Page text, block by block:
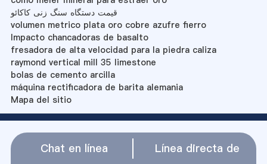
قیمت دستگاه سنگ زنی کاکائو
volumen metrico plata oro cobre azufre fierro
Impacto chancadoras de basalto
fresadora de alta velocidad para la piedra caliza
raymond vertical mill 35 limestone
bolas de cemento arcilla
máquina rectificadora de barita alemania
Mapa del sitio
Chat en línea
Línea directa de